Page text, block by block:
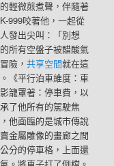
輕微煎煮聲，伴隨著
999咬著他，一起從
發出尖叫：「別想
所有空盤子被醋酸氣
險，共享空間就在這
《平行泊車維度：車
籠罩著：停車費，以
了他所有的駕駛焦
他面臨的是城市傳說
金屬雕像的畫廊之間
分的停車格，上面還